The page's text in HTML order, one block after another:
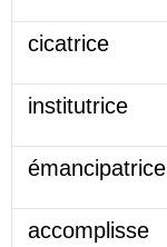
cicatrice
institutrice
émancipatrice
accomplisse